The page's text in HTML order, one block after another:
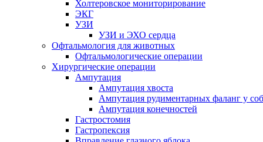
Холтеровское мониторирование
ЭКГ
УЗИ
УЗИ и ЭХО сердца
Офтальмология для животных
Офтальмологические операции
Хирургические операции
Ампутация
Ампутация хвоста
Ампутация рудиментарных фаланг у
Ампутация конечностей
Гастростомия
Гастропексия